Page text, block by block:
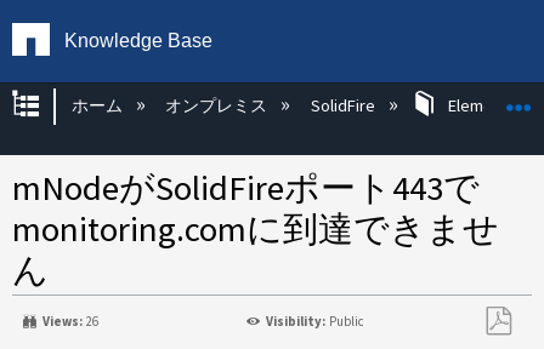
Knowledge Base
グローバル階層を展開/折りたたむ
ホーム オンプレミス SolidFire Element OS
mNodeがSolidFireポート443で
monitoring.comに到達できませ
ん
Views: 26 Visibility: Public